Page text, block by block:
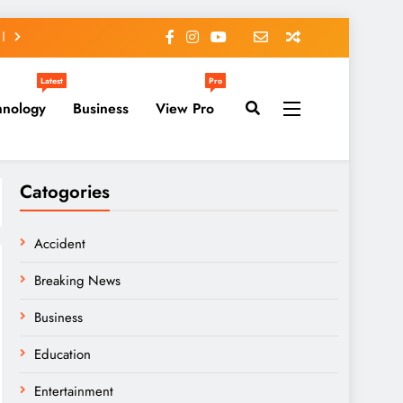
Latest
Business View Pro
Pro
Catogories
Accident
Breaking News
Business
Education
Entertainment